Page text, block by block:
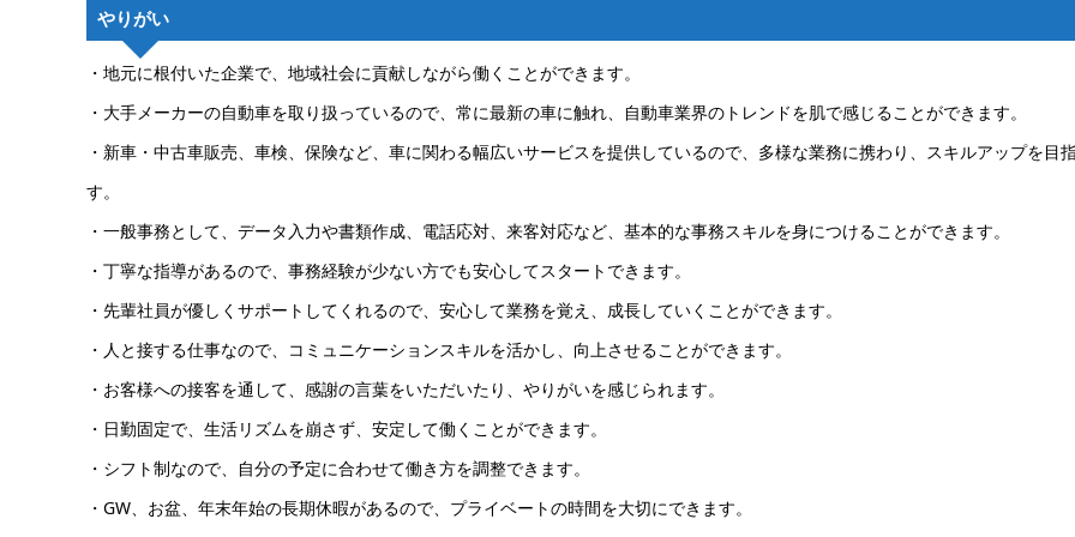
やりがい
・地元に根付いた企業で、地域社会に貢献しながら働くことができます。
・大手メーカーの自動車を取り扱っているので、常に最新の車に触れ、自動車業界のトレンドを肌で感じることができます。
・新車・中古車販売、車検、保険など、車に関わる幅広いサービスを提供しているので、多様な業務に携わり、スキルアップを目
す。
・一般事務として、データ入力や書類作成、電話応対、来客対応など、基本的な事務スキルを身につけることができます。
・丁寧な指導があるので、事務経験が少ない方でも安心してスタートできます。
・先輩社員が優しくサポートしてくれるので、安心して業務を覚え、成長していくことができます。
・人と接する仕事なので、コミュニケーションスキルを活かし、向上させることができます。
・お客様への接客を通して、感謝の言葉をいただいたり、やりがいを感じられます。
・日勤固定で、生活リズムを崩さず、安定して働くことができます。
・シフト制なので、自分の予定に合わせて働き方を調整できます。
・GW、お盆、年末年始の長期休暇があるので、プライベートの時間を大切にできます。